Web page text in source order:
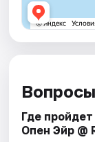
Где
Опен Эйр @